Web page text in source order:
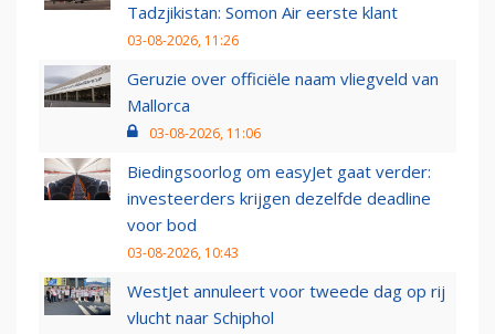
Tadzjikistan: Somon Air eerste klant
03-08-2026, 11:26
Geruzie over officiële naam vliegveld van
Mallorca
03-08-2026, 11:06
Biedingsoorlog om easyJet gaat verder:
investeerders krijgen dezelfde deadline
voor bod
03-08-2026, 10:43
WestJet annuleert voor tweede dag op rij
vlucht naar Schiphol